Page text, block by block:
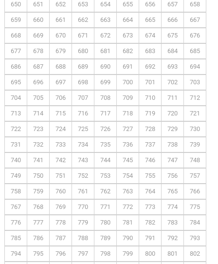
650 651 652 653 654 655 656 657 658
659 660 661 662 663 664 665 666 667
668 669 670 671 672 673 674 675 676
677 678 679 680 681 682 683 684 685
686 687 688 689 690 691 692 693 694
695 696 697 698 699 700 701 702 703
704 705 706 707 708 709 710 711 712
713 714 715 716 717 718 719 720 721
722 723 724 725 726 727 728 729 730
731 732 733 734 735 736 737 738 739
740 741 742 743 744 745 746 747 748
749 750 751 752 753 754 755 756 757
758 759 760 761 762 763 764 765 766
767 768 769 770 771 772 773 774 775
776 777 778 779 780 781 782 783 784
785 786 787 788 789 790 791 792 793
794 795 796 797 798 799 800 801 802